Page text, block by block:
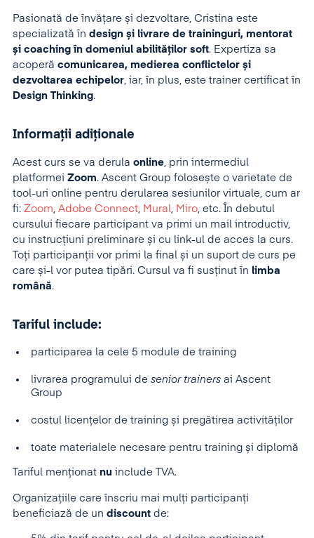
Pasionată de învățare și dezvoltare, Cristina este
specializată în design și livrare de traininguri, mentorat
și coaching în domeniul abilităților soft. Expertiza sa
acoperă comunicarea, medierea conflictelor și
dezvoltarea echipelor , iar, în plus, este trainer certificat în
Design Thinking.
Informații adiționale
Acest curs se va derula online , prin intermediul
platformei Zoom. Ascent Group folosește o varietate de
tool-uri online pentru derularea sesiunilor virtuale, cum ar
fi: Zoom Adobe Connect Mural Miro , etc. În debutul
cursului fiecare participant va primi un mail introductiv,
cu instrucțiuni preliminare și cu link-ul de acces la curs.
Toți participanții vor primi la final și un suport de curs pe
care și-l vor putea tipări. Cursul va fi susținut în limba
română.
Tariful include:
participarea la cele 5 module de training
livrarea programului de senior trainers ai Ascent
Group
costul licențelor de training și pregătirea activităților
toate materialele necesare pentru training și diplomă
Tariful menţionat nu include TVA.
Organizaţiile care înscriu mai mulţi participanţi
beneficiază de un discount de: